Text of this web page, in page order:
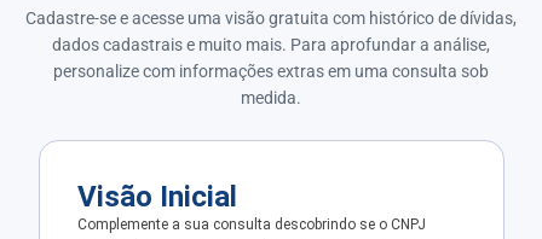
Cadastre-se e acesse uma visão gratuita com histórico de dívidas,
dados cadastrais e muito mais. Para aprofundar a análise,
personalize com informações extras em uma consulta sob
medida.
Visão Inicial
Complemente a sua consulta descobrindo se o CNPJ